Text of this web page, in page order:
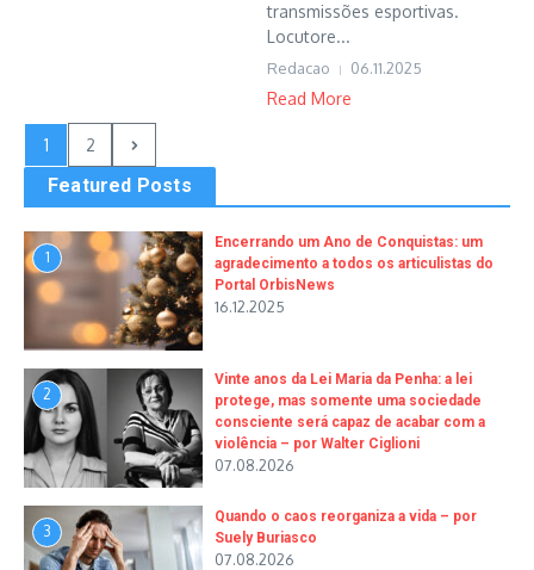
transmissões esportivas.
Locutore...
Redacao 06.11.2025
Read More
1 2
Featured Posts
1
Encerrando um Ano de Conquistas: um
agradecimento a todos os articulistas do
Portal OrbisNews
16.12.2025
2
Vinte anos da Lei Maria da Penha: a lei
protege, mas somente uma sociedade
consciente será capaz de acabar com a
violência – por Walter Ciglioni
07.08.2026
3
Quando o caos reorganiza a vida – por
Suely Buriasco
07.08.2026